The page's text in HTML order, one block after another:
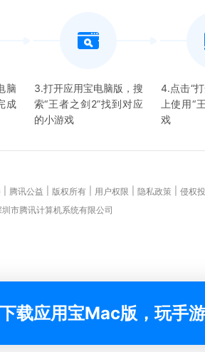
脑
成
3.打开应用宝电脑版，搜
索“王者之剑2”找到对应
的小游戏
4.点击“
上使用“
戏
腾讯公益 版权所有 用户权限 隐私政策 侵权
圳市腾讯计算机系统有限公司
下载应用宝Mac版，玩手